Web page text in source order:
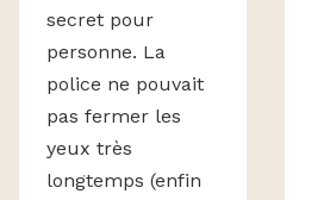
secret pour
personne. La
police ne pouvait
pas fermer les
yeux très
longtemps (enfin